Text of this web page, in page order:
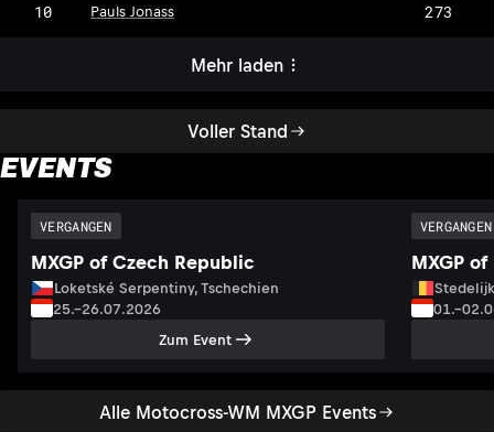
Voller Stand
10 Pauls Jonass 273
Mehr laden
EVENTS
Alle Motocross-WM MXGP Events
VERGANGEN
MXGP of Czech Republic
Loketské Serpentiny, Tschechien
25.–26.07.2026
Zum Event
VERGANGEN
MXGP